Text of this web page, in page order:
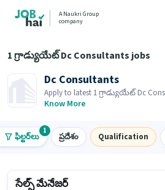
A Naukri Group
company
1 గ్రాడ్యుయేట్ Dc Consultants jobs
Dc Consultants
Apply to latest 1 గ్రాడ్యుయేట్ Dc
Recruiter is actively hiring in your
Know More
ఫిల్టర్‌లు
1
ప్రదేశం Qualification
సేల్స్ మేనేజర్